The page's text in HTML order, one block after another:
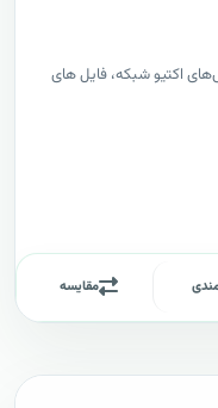
اکتیو شبکه، فایل های
مقایسه